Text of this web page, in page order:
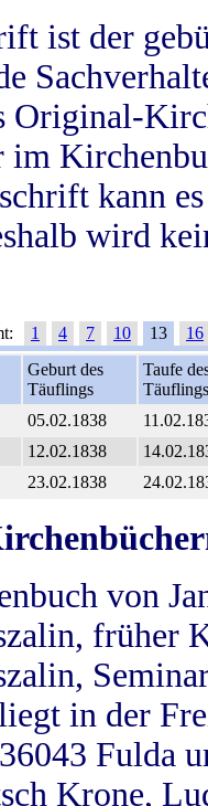
ist der
Original-
im
kann
wird
1 4 7 10 13
16
Geburt des
Täuflings
Taufe
Täuflings
05.02.1838
12.02.1838
23.02.1838
von
früher
in der
Fulda
Krone,